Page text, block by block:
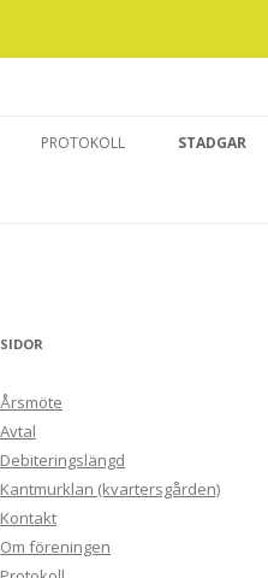
PROTOKOLL STADGAR
SIDOR
Årsmöte
Avtal
Debiteringslängd
Kantmurklan (kvartersgården)
Kontakt
Om föreningen